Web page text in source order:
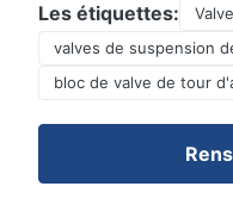
Les étiquettes:
valves de suspension
bloc de valve de tour